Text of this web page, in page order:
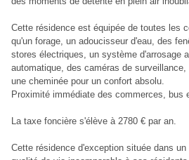
Cette résidence est équipée de toutes les
qu'un forage, un adoucisseur d'eau, des
stores électriques, un système d'arrosage
automatique, des caméras de
une cheminée pour un confort absolu.
Proximité immédiate des commerces, bus
La taxe foncière s'élève à 2780 € par an.
Cette résidence d'exception située dans